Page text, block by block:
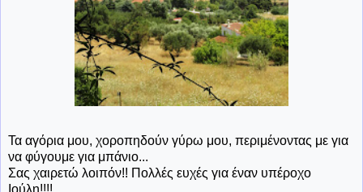
Τα αγόρια μου, χοροπηδούν γύρω μου, περιμένοντας με για
να φύγουμε για μπάνιο...
Σας χαιρετώ λοιπόν!! Πολλές ευχές για έναν υπέροχο
Ιούλη!!!!